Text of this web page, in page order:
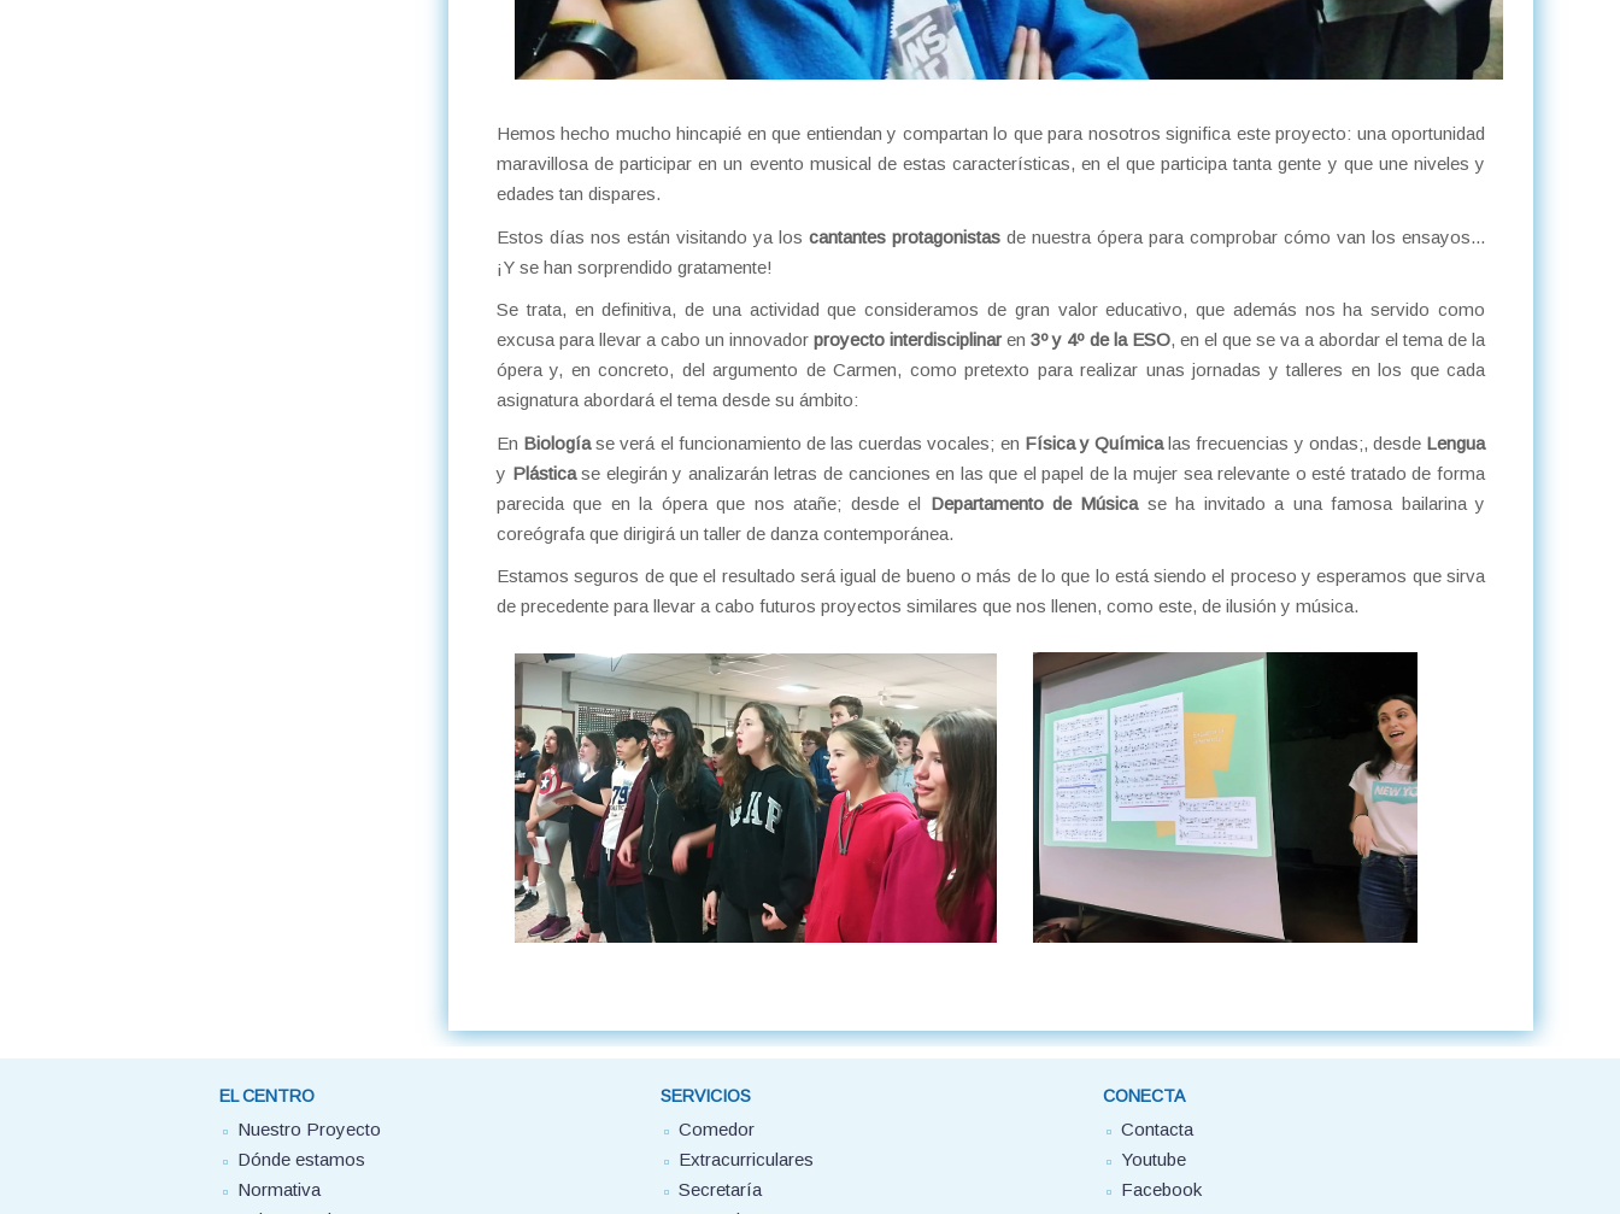
Hemos hecho mucho hincapié en que entiendan y compartan lo que para nosotros significa este proyecto: una oportunidad
maravillosa de participar en un evento musical de estas características, en el que participa tanta gente y que une niveles y
edades tan dispares.
Estos días nos están visitando ya los cantantes protagonistas de nuestra ópera para comprobar cómo van los ensayos...
¡Y se han sorprendido gratamente!
Se trata, en definitiva, de una actividad que consideramos de gran valor educativo, que además nos ha servido como
excusa para llevar a cabo un innovadorproyecto interdisciplinar en3º y 4º de la ESO, en el que se va a abordar el tema de la
ópera y, en concreto, del argumento de Carmen, como pretexto para realizar unas jornadas y talleres en los que cada
asignatura abordará el tema desde su ámbito:
En Biologíase verá el funcionamiento de las cuerdas vocales; en Física y Químicalas frecuencias y ondas;, desde Lengua
y Plásticase elegirán y analizarán letras de canciones en las que el papel de la mujer sea relevante o esté tratado de forma
parecida que en la ópera que nos atañe; desde el Departamento de Músicase ha invitado a una famosa bailarina y
coreógrafa que dirigirá un taller de danza contemporánea.
Estamos seguros de que el resultado será igual de bueno o más de lo que lo está siendo el proceso y esperamos que sirva
de precedente para llevar a cabo futuros proyectos similares que nos llenen, como este, de ilusión y música.
EL CENTRO
Nuestro Proyecto
Dónde estamos
Normativa
SERVICIOS
Comedor
Extracurriculares
Secretaría
CONECTA
Contacta
Youtube
Facebook